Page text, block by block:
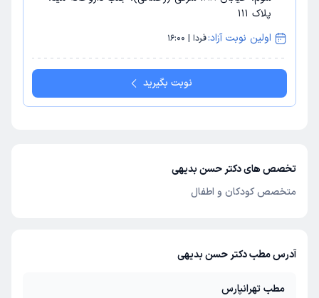
پلاک 111
اولین نوبت آزاد:فردا | 16:00
نوبت بگیرید
تخصص های دکتر حسن بدیهی
متخصص کودکان و اطفال
آدرس مطب دکتر حسن بدیهی
مطب تهرانپارس